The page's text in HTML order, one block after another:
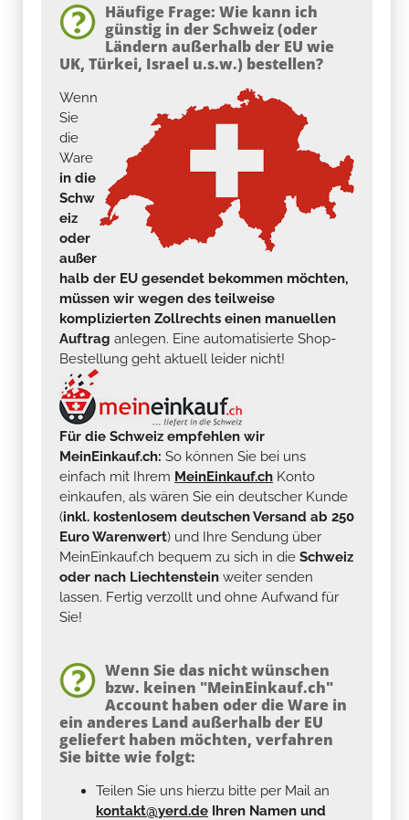
Häufige Frage: Wie kann ich
günstig in der Schweiz (oder
Ländern außerhalb der EU wie
UK, Türkei, Israel u.s.w.) bestellen?
Wenn
Sie
die
Ware
in die
Schw
eiz
oder
außer
halb der EU gesendet bekommen möchten,
müssen wir wegen des teilweise
komplizierten Zollrechts einen manuellen
Auftrag anlegen. Eine automatisierte Shop-
Bestellung geht aktuell leider nicht!
Für die Schweiz empfehlen wir
MeinEinkauf.ch: So können Sie bei uns
einfach mit Ihrem MeinEinkauf.ch Konto
einkaufen, als wären Sie ein deutscher Kunde
(inkl. kostenlosem deutschen Versand ab 250
Euro Warenwert) und Ihre Sendung über
MeinEinkauf.ch bequem zu sich in die Schweiz
oder nach Liechtenstein weiter senden
lassen. Fertig verzollt und ohne Aufwand für
Sie!
Wenn Sie das nicht wünschen
bzw. keinen "MeinEinkauf.ch"
Account haben oder die Ware in
ein anderes Land außerhalb der EU
geliefert haben möchten, verfahren
Sie bitte wie folgt:
Teilen Sie uns hierzu bitte per Mail an
kontakt@yerd.de Ihren Namen und